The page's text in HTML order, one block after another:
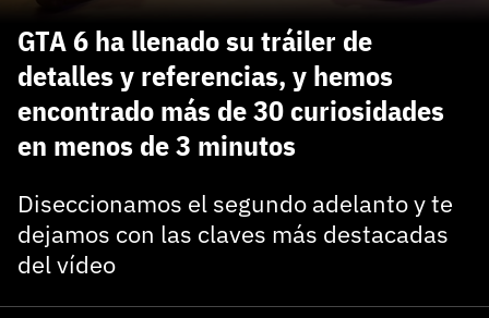
GTA 6 ha llenado su tráiler de
detalles y referencias, y hemos
encontrado más de 30 curiosidades
en menos de 3 minutos
Diseccionamos el segundo adelanto y te
dejamos con las claves más destacadas
del vídeo
de 3DJuegos:
Recupera tu acceso con Facebook
Entra con Google
¿Ya tienes cuenta?
Entra en 3DJuegos